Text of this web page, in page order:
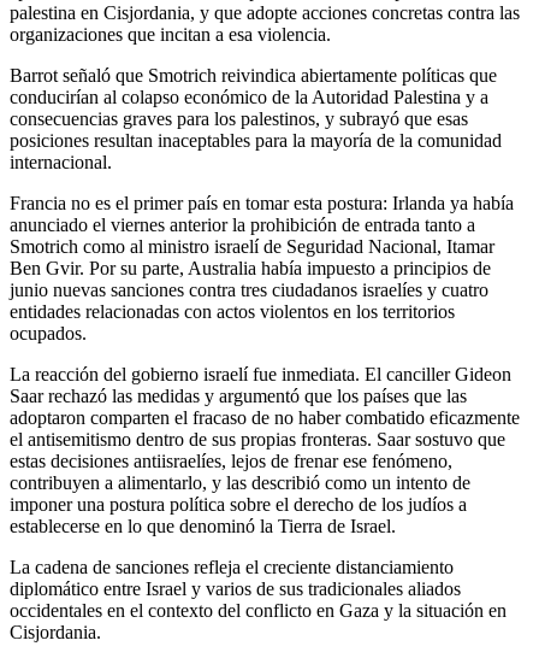
palestina en Cisjordania, y que adopte acciones concretas contra las
organizaciones que incitan a esa violencia.
Barrot señaló que Smotrich reivindica abiertamente políticas que
conducirían al colapso económico de la Autoridad Palestina y a
consecuencias graves para los palestinos, y subrayó que esas
posiciones resultan inaceptables para la mayoría de la comunidad
internacional.
Francia no es el primer país en tomar esta postura: Irlanda ya había
anunciado el viernes anterior la prohibición de entrada tanto a
Smotrich como al ministro israelí de Seguridad Nacional, Itamar
Ben Gvir. Por su parte, Australia había impuesto a principios de
junio nuevas sanciones contra tres ciudadanos israelíes y cuatro
entidades relacionadas con actos violentos en los territorios
ocupados.
La reacción del gobierno israelí fue inmediata. El canciller Gideon
Saar rechazó las medidas y argumentó que los países que las
adoptaron comparten el fracaso de no haber combatido eficazmente
el antisemitismo dentro de sus propias fronteras. Saar sostuvo que
estas decisiones antiisraelíes, lejos de frenar ese fenómeno,
contribuyen a alimentarlo, y las describió como un intento de
imponer una postura política sobre el derecho de los judíos a
establecerse en lo que denominó la Tierra de Israel.
La cadena de sanciones refleja el creciente distanciamiento
diplomático entre Israel y varios de sus tradicionales aliados
occidentales en el contexto del conflicto en Gaza y la situación en
Cisjordania.